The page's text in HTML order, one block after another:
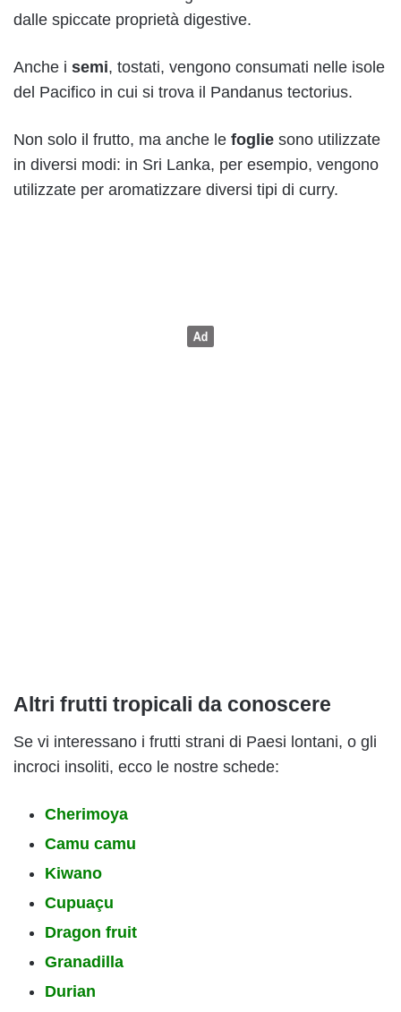
dalle spiccate proprietà digestive.
Anche i semi, tostati, vengono consumati nelle isole
del Pacifico in cui si trova il Pandanus tectorius.
Non solo il frutto, ma anche le foglie sono utilizzate
in diversi modi: in Sri Lanka, per esempio, vengono
utilizzate per aromatizzare diversi tipi di curry.
Altri frutti tropicali da conoscere
Se vi interessano i frutti strani di Paesi lontani, o gli
incroci insoliti, ecco le nostre schede:
Cherimoya
Camu camu
Kiwano
Cupuaçu
Dragon fruit
Granadilla
Durian